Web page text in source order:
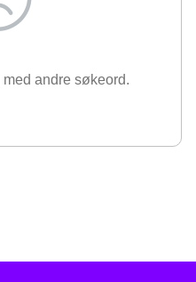
med andre søkeord.